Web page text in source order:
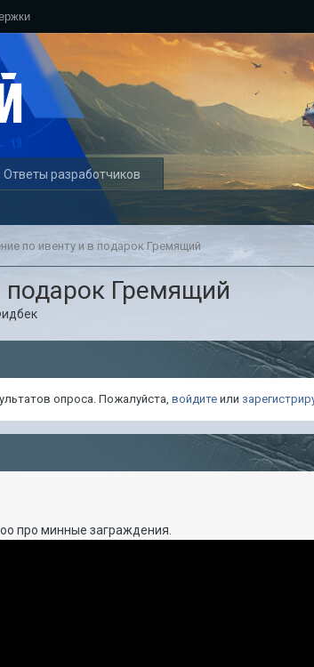
Ответы разработчиков
по ивенту и в подарок Гремящий
Гремящий
опроса. Пожалуйста,войдите или
про минные заграждения.